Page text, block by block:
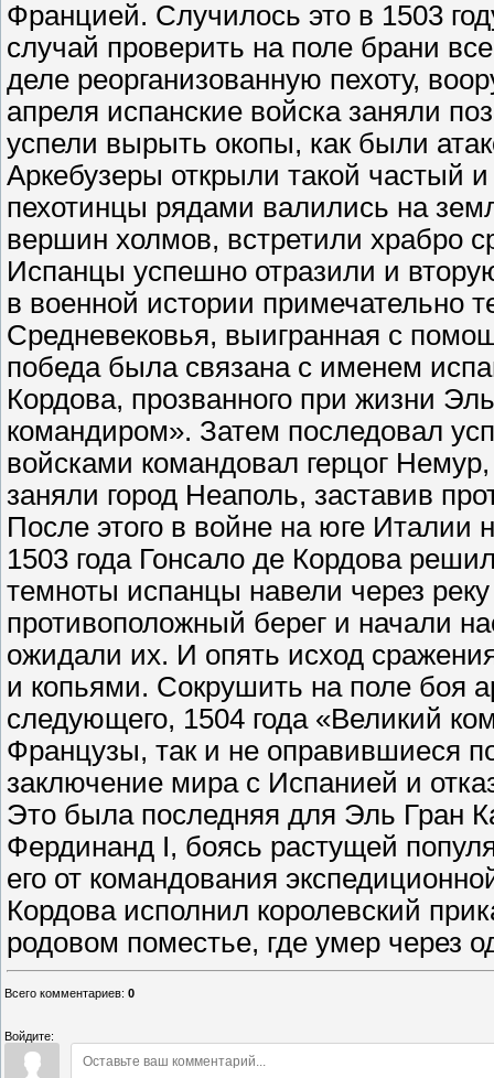
Францией. Случилось это в 1503
случай проверить на поле брани
деле реорганизованную пехоту,
апреля испанские войска заняли
успели вырыть окопы, как были
Аркебузеры открыли такой частый
пехотинцы рядами валились на
вершин холмов, встретили храбро
Испанцы успешно отразили и
в военной истории примечательно
Средневековья, выигранная с
победа была связана с именем
Кордова, прозванного при жизни
командиром». Затем последовал
войсками командовал герцог
заняли город Неаполь, заставив
После этого в войне на юге Италии
1503 года Гонсало де Кордова
темноты испанцы навели через
противоположный берег и начали
ожидали их. И опять исход
и копьями. Сокрушить на поле боя
следующего, 1504 года «Великий
Французы, так и не оправившиеся
заключение мира с Испанией и
Это была последняя для Эль Гран
Фердинанд I, боясь растущей
его от командования
Кордова исполнил королевский
родовом поместье, где умер через
Всего комментариев: 0
Войдите: